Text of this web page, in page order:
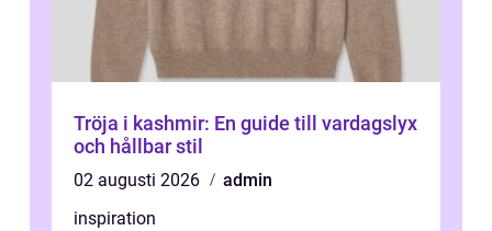
Tröja i kashmir: En guide till vardagslyx
och hållbar stil
02 augusti 2026
admin
inspiration